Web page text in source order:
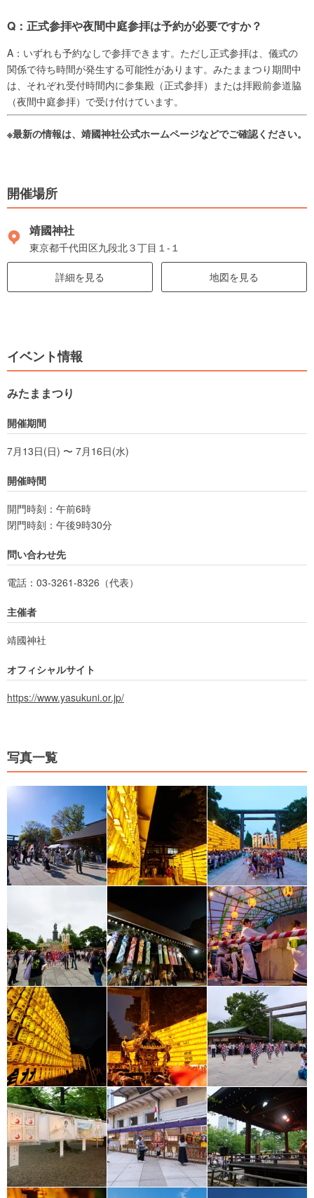
Q：正式参拝や夜間中庭参拝は予約が必要ですか？
A：いずれも予約なしで参拝できます。ただし正式参拝は、儀式の
関係で待ち時間が発生する可能性があります。みたままつり期間中
は、それぞれ受付時間内に参集殿（正式参拝）または拝殿前参道脇
（夜間中庭参拝）で受け付けています。
※最新の情報は、靖國神社公式ホームページなどでご確認ください。
開催場所
靖國神社
東京都千代田区九段北３丁目１-１
詳細を見る 地図を見る
イベント情報
みたままつり
開催期間
7月13日(日) 〜 7月16日(水)
開催時間
開門時刻：午前6時
閉門時刻：午後9時30分
問い合わせ先
電話：03-3261-8326（代表）
主催者
靖國神社
オフィシャルサイト
https://www.yasukuni.or.jp/
写真一覧